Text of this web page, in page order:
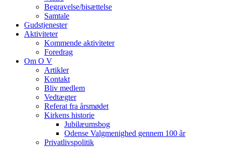
Begravelse/bisættelse
Samtale
Gudstjenester
Aktiviteter
Kommende aktiviteter
Foredrag
Om O V
Artikler
Kontakt
Bliv medlem
Vedtægter
Referat fra årsmødet
Kirkens historie
Jubilæumsbog
Odense Valgmenighed gennem 100 år
Privatlivspolitik